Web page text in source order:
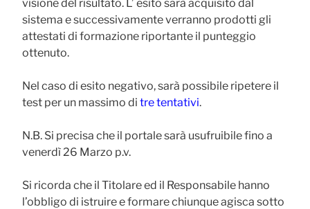
visione del risultato. L’ esito sarà acquisito dal
sistema e successivamente verranno prodotti gli
attestati di formazione riportante il punteggio
ottenuto.
Nel caso di esito negativo, sarà possibile ripetere il
test per un massimo di tre tentativi.
N.B. Si precisa che il portale sarà usufruibile fino a
venerdì 26 Marzo p.v.
Si ricorda che il Titolare ed il Responsabile hanno
l’obbligo di istruire e formare chiunque agisca sotto